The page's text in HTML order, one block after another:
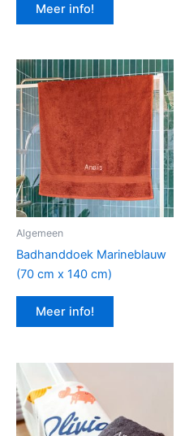
Meer info!
Algemeen
Badhanddoek Marineblauw
(70 cm x 140 cm)
Meer info!